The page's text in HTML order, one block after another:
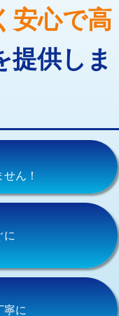
現場見積
33,000円
8,800円～
13,200円+材料費
16,500円+材料費
安心で高
提供しま
ん！
に
寧に